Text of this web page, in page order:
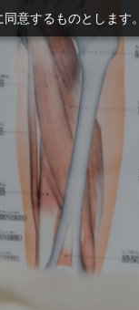
意するものとします。